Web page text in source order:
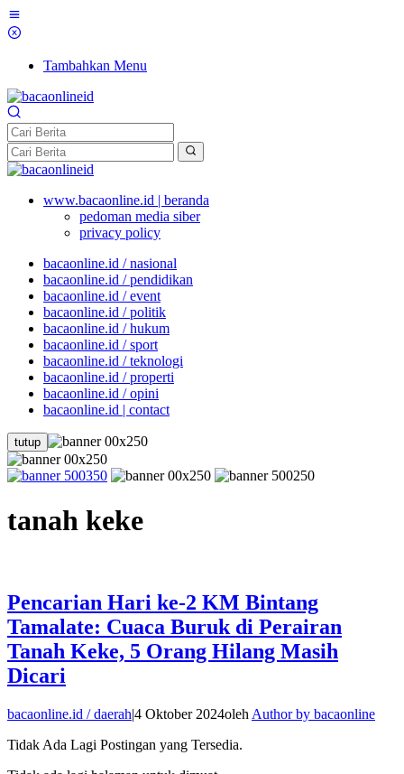
Tambahkan Menu
www.bacaonline.id | beranda
pedoman media siber
privacy policy
bacaonline.id / nasional
bacaonline.id / pendidikan
bacaonline.id / event
bacaonline.id / politik
bacaonline.id / hukum
bacaonline.id / sport
bacaonline.id / teknologi
bacaonline.id / properti
bacaonline.id / opini
bacaonline.id | contact
tutup
tanah keke
Pencarian Hari ke-2 KM Bintang
Tamalate: Cuaca Buruk di Perairan
Tanah Keke, 5 Orang Hilang Masih
Dicari
bacaonline.id / daerah|4 Oktober 2024oleh Author by bacaonline
Tidak Ada Lagi Postingan yang Tersedia.